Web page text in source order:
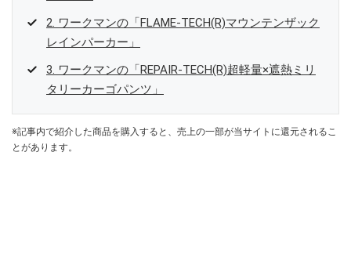
2. ワークマンの「FLAME-TECH(R)マウンテンザック
レインパーカー」
3. ワークマンの「REPAIR-TECH(R)超軽量×遮熱ミリ
タリーカーゴパンツ」
※記事内で紹介した商品を購入すると、売上の一部が当サイトに還元されるこ
とがあります。